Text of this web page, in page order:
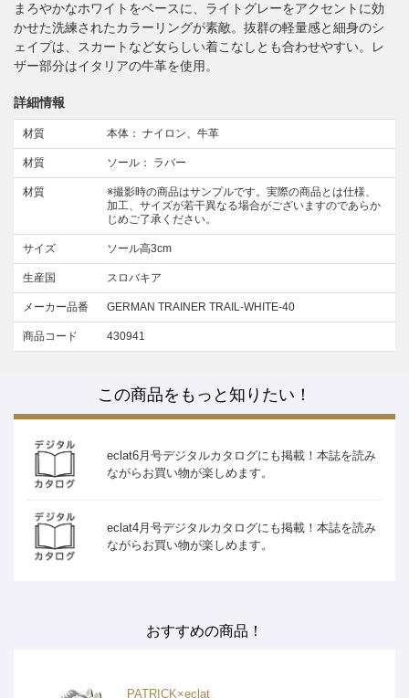
まろやかなホワイトをベースに、ライトグレーをアクセントに効
かせた洗練されたカラーリングが素敵。抜群の軽量感と細身のシ
ェイプは、スカートなど女らしい着こなしとも合わせやすい。レ
ザー部分はイタリアの牛革を使用。
詳細情報
材質 本体： ナイロン、牛革
材質 ソール： ラバー
材質
※撮影時の商品はサンプルです。実際の商品とは仕様、
加工、サイズが若干異なる場合がございますのであらか
じめご了承ください。
サイズ ソール高3cm
生産国 スロバキア
メーカー品番 GERMAN TRAINER TRAIL-WHITE-40
商品コード 430941
この商品をもっと知りたい！
eclat6月号デジタルカタログにも掲載！本誌を読み
ながらお買い物が楽しめます。
eclat4月号デジタルカタログにも掲載！本誌を読み
ながらお買い物が楽しめます。
おすすめの商品！
PATRICK×eclat